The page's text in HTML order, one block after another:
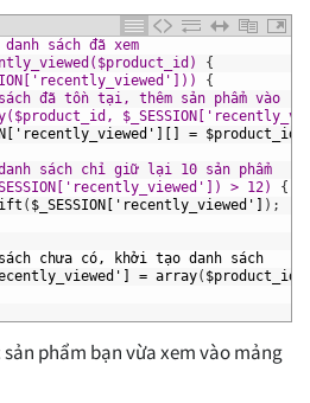
sách đã xem
{
{
đã tồn tại, thêm sản phẩm vào
= $product_id
sách chỉ giữ lại 10 sản phẩm
> 12) {
( $_SESSION['recently_viewed'] ) ;
sách chưa có, khởi tạo danh sách
= array( $product_id
sản phẩm bạn vừa xem vào mảng